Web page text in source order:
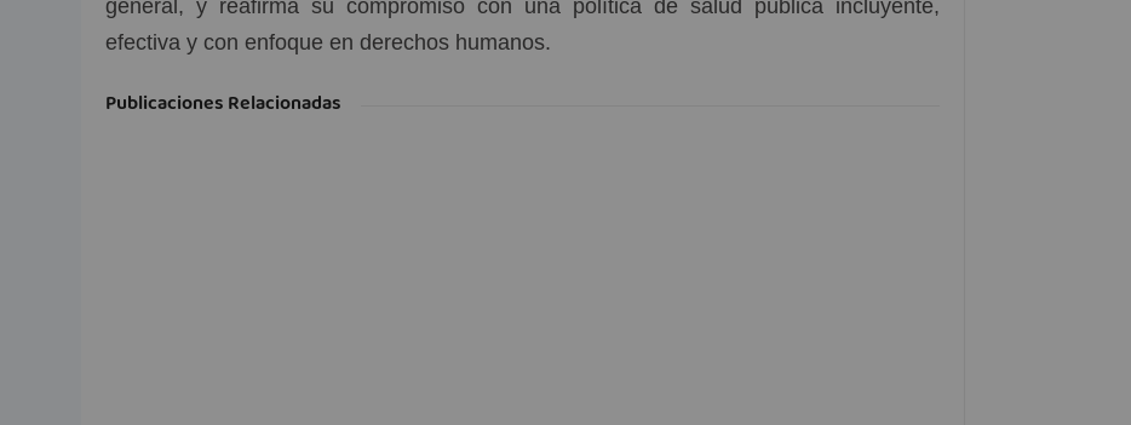
general, y reafirma su compromiso con una política de salud pública incluyente,
efectiva y con enfoque en derechos humanos.
Publicaciones Relacionadas